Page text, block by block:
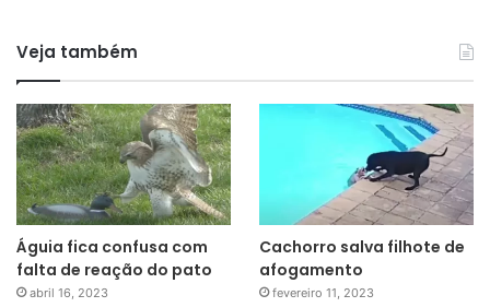
Veja também
Águia fica confusa com
falta de reação do pato
abril 16, 2023
Cachorro salva filhote de
afogamento
fevereiro 11, 2023